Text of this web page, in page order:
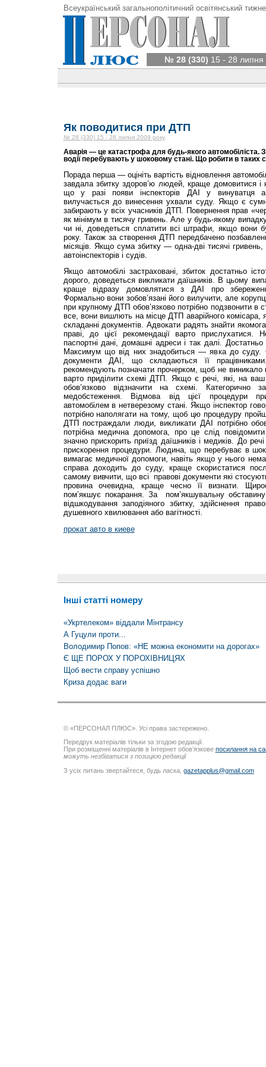
Всеукраїнський загальнополітичний освітянський
№ 28 (330) 15 - 28 липня
Як поводитися при ДТП
№ 28 (330) 15 - 28 липня 2009 року
Аварія — це катастрофа для будь-якого автомобіліста.
водії перебувають у шоковому стані. Що робити в таких
Порада перша — оцініть вартість відновлення
завдала збитку здоров’ю людей, краще домовитися і
що у разі появи інспекторів ДАІ у винуватця
вилучається до винесення ухвали суду. Якщо є
забирають у всіх учасників ДТП. Повернення прав
як мінімум в тисячу гривень. Але у будь-якому
чи ні, доведеться сплатити всі штрафи, якщо вони
року. Також за створення ДТП передбачено
місяців. Якщо сума збитку — одна-дві тисячі
автоінспекторів і судів.
Якщо автомобілі застраховані, збиток достатньо
дорого, доведеться викликати даїшників. В цьому
краще відразу домовлятися з ДАІ про
Формально вони зобов’язані його вилучити, але
при крупному ДТП обов’язково потрібно подзвонити
все, вони вишлють на місце ДТП аварійного
складанні документів. Адвокати радять знайти
праві, до цієї рекомендації варто прислухатися.
паспортні дані, домашні адреси і так далі. Достатньо
Максимум що від них знадобиться — явка до суду.
документи ДАІ, що складаються її
рекомендують позначати прочерком, щоб не виникало
варто приділити схемі ДТП. Якщо є речі, які, на ваш
обов’язково відзначити на схемі. Категорично
медобстеження. Відмова від цієї процедури
автомобілем в нетверезому стані. Якщо інспектор
потрібно наполягати на тому, щоб цю процедуру
ДТП постраждали люди, викликати ДАІ потрібно
потрібна медична допомога, про це слід
значно прискорить приїзд даїшників і медиків. До
прискорення процедури. Людина, що перебуває в
вимагає медичної допомоги, навіть якщо у нього
справа доходить до суду, краще скористатися
самому вивчити, що всі правові документи які
провина очевидна, краще чесно її визнати.
пом’якшує покарання. За пом’якшувальну
відшкодування заподіяного збитку, здій­снення
душевного хвилювання або вагітності.
прокат авто в киеве
Інші статті номеру
«Укртелеком» віддали Мінтрансу
А Гуцули проти...
Володимир Попов: «НЕ можна економити на дорогах»
Є ЩЕ ПОРОХ У ПОРОХІВНИЦЯХ
Щоб вести справу успішно
Криза додає ваги
© «ПЕРСОНАЛ ПЛЮС». Усі права застережено.
Передрук матеріалів тільки за згодою редакції.
При розміщенні матеріалів в Інтернет обов’язкове посилання на
можуть незбігатися з позицією редакції
З усіх питань звертайтеся, будь ласка, gazetapplus@gmail.com